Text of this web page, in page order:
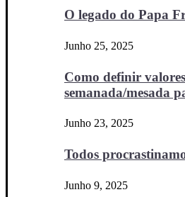
O legado do Papa
Junho 25, 2025
Como definir
semanada/mesada
Junho 23, 2025
Todos
Junho 9, 2025